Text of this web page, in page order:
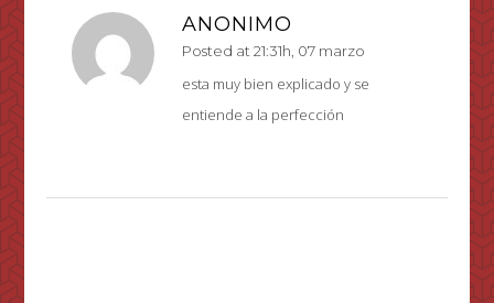
ANONIMO
Posted at 21:31h, 07 marzo
esta muy bien explicado y se
entiende a la perfección